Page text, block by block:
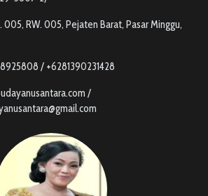
005, RW. 005, Pejaten Barat, Pasar Minggu,
/ +6281390231428
/